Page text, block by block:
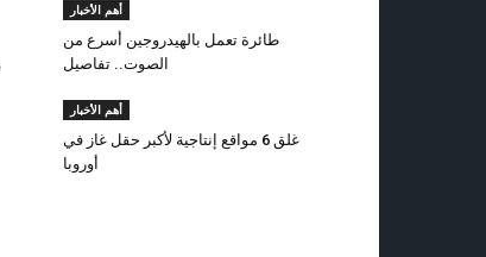
أهم الأخبار
طائرة تعمل بالهيدروجين أسرع من
الصوت.. تفاصيل
أهم الأخبار
غلق 6 مواقع إنتاجية لأكبر حقل غاز في
أوروبا